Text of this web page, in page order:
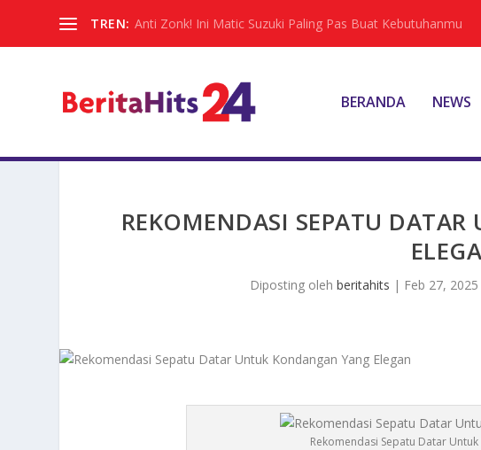
TREN: Anti Zonk! Ini Matic Suzuki Paling Pas Buat Kebutuhanmu
BERANDA NEWS
REKOMENDASI SEPATU
Diposting olehberitahits | Feb 27, 2025
Rekomendasi Sepatu Datar